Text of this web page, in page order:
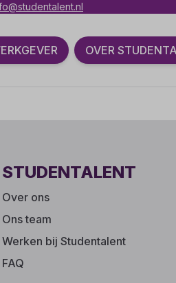
OVER
STUDENTALENT
Over ons
Ons team
Werken bij Studentalent
FAQ